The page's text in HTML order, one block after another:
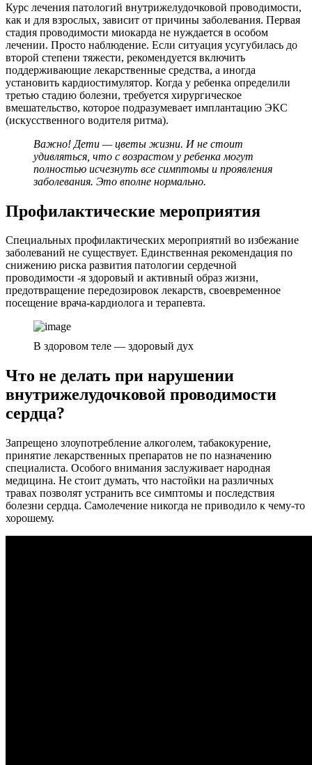
Курс лечения патологий внутрижелудочковой проводимости,
как и для взрослых, зависит от причины заболевания. Первая
стадия проводимости миокарда не нуждается в особом
лечении. Просто наблюдение. Если ситуация усугубилась до
второй степени тяжести, рекомендуется включить
поддерживающие лекарственные средства, а иногда
установить кардиостимулятор. Когда у ребенка определили
третью стадию болезни, требуется хирургическое
вмешательство, которое подразумевает имплантацию ЭКС
(искусственного водителя ритма).
Важно! Дети — цветы жизни. И не стоит
удивляться, что с возрастом у ребенка могут
полностью исчезнуть все симптомы и проявления
заболевания. Это вполне нормально.
Профилактические мероприятия
Специальных профилактических мероприятий во избежание
заболеваний не существует. Единственная рекомендация по
снижению риска развития патологии сердечной
проводимости -я здоровый и активный образ жизни,
предотвращение передозировок лекарств, своевременное
посещение врача-кардиолога и терапевта.
В здоровом теле — здоровый дух
Что не делать при нарушении
внутрижелудочковой проводимости
сердца?
Запрещено злоупотребление алкоголем, табакокурение,
принятие лекарственных препаратов не по назначению
специалиста. Особого внимания заслуживает народная
медицина. Не стоит думать, что настойки на различных
травах позволят устранить все симптомы и последствия
болезни сердца. Самолечение никогда не приводило к чему-то
хорошему.